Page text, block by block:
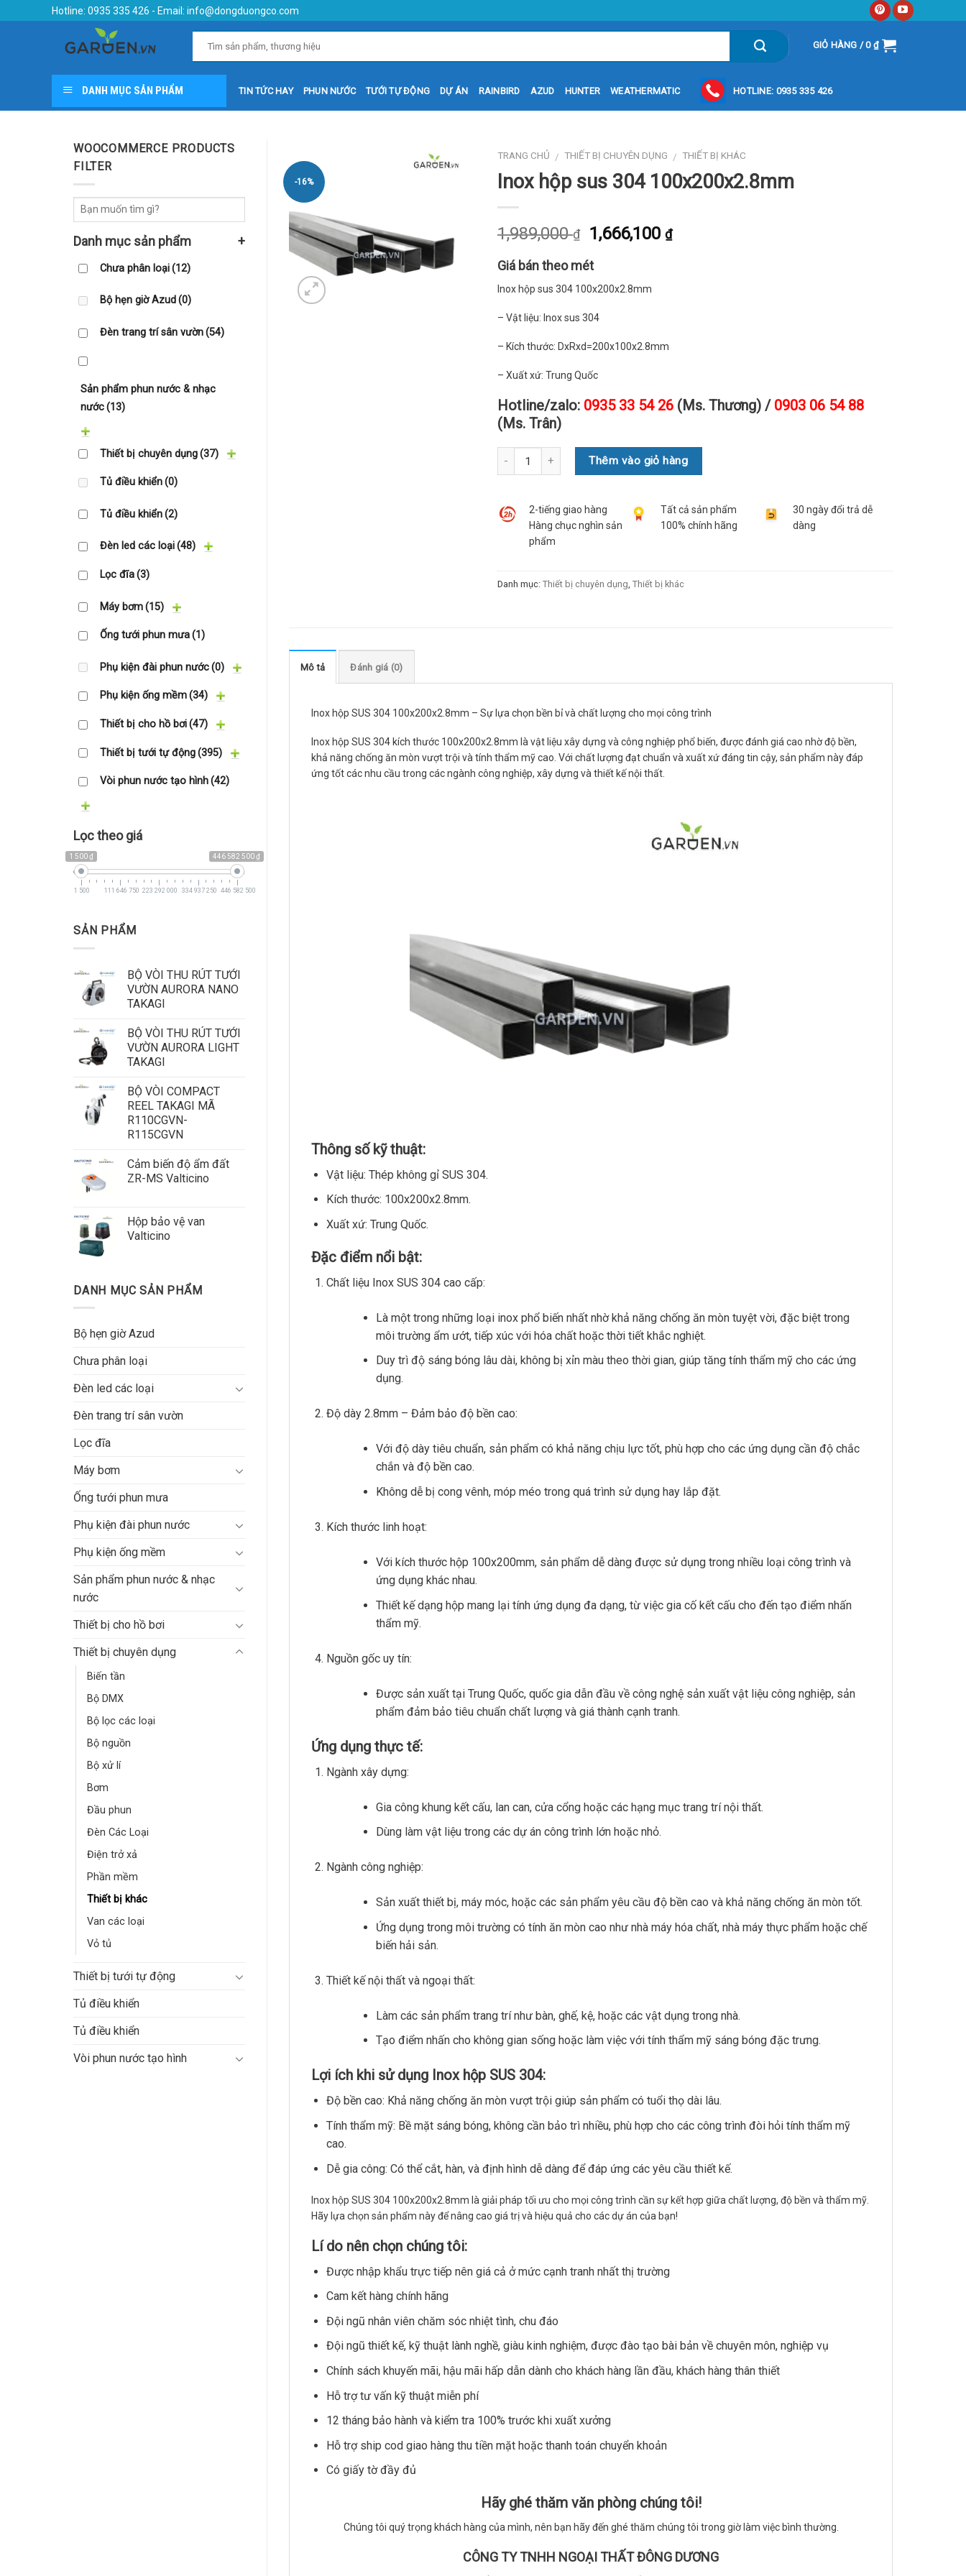
Hotline: 0935 335 426 - Email: info@dongduongco.com
GIỎ HÀNG /0 ₫
DANH MỤC SẢN PHẨM TIN TỨC HAY PHUN NƯỚC TƯỚI TỰ ĐỘNG DỰ ÁN RAINBIRD AZUD HUNTER WEATHERMATIC HOTLINE: 0935 335 426
-16%
TRANG CHỦ / THIẾT BỊ CHUYÊN DỤNG / THIẾT BỊ KHÁC
Inox hộp sus 304 100x200x2.8mm
1,989,000₫ 1,666,100₫
Giá bán theo mét
Inox hộp sus 304 100x200x2.8mm
– Vật liệu: Inox sus 304
– Kích thước: DxRxd=200x100x2.8mm
– Xuất xứ: Trung Quốc
Hotline/zalo: 0935 33 54 26(Ms. Thương) / 0903 06 54 88
(Ms. Trân)
Số lượng Thêm vào giỏ hàng
2-tiếng giao hàng
Hàng chục nghìn sản
phẩm
Tất cả sản phẩm
100% chính hãng
30 ngày đổi trả dễ
dàng
Danh mục: Thiết bị chuyên dụng, Thiết bị khác
Mô tả Đánh giá (0)
Inox hộp SUS 304 100x200x2.8mm – Sự lựa chọn bền bỉ và chất lượng cho mọi công trình
Inox hộp SUS 304 kích thước 100x200x2.8mm là vật liệu xây dựng và công nghiệp phổ biến, được đánh giá cao nhờ độ bền,
khả năng chống ăn mòn vượt trội và tính thẩm mỹ cao. Với chất lượng đạt chuẩn và xuất xứ đáng tin cậy, sản phẩm này đáp
ứng tốt các nhu cầu trong các ngành công nghiệp, xây dựng và thiết kế nội thất.
Thông số kỹ thuật:
Vật liệu: Thép không gỉ SUS 304.
Kích thước: 100x200x2.8mm.
Xuất xứ: Trung Quốc.
Đặc điểm nổi bật:
Chất liệu Inox SUS 304 cao cấp:
Là một trong những loại inox phổ biến nhất nhờ khả năng chống ăn mòn tuyệt vời, đặc biệt trong
môi trường ẩm ướt, tiếp xúc với hóa chất hoặc thời tiết khắc nghiệt.
Duy trì độ sáng bóng lâu dài, không bị xỉn màu theo thời gian, giúp tăng tính thẩm mỹ cho các ứng
dụng.
Độ dày 2.8mm – Đảm bảo độ bền cao:
Với độ dày tiêu chuẩn, sản phẩm có khả năng chịu lực tốt, phù hợp cho các ứng dụng cần độ chắc
chắn và độ bền cao.
Không dễ bị cong vênh, móp méo trong quá trình sử dụng hay lắp đặt.
Kích thước linh hoạt:
Với kích thước hộp 100x200mm, sản phẩm dễ dàng được sử dụng trong nhiều loại công trình và
ứng dụng khác nhau.
Thiết kế dạng hộp mang lại tính ứng dụng đa dạng, từ việc gia cố kết cấu cho đến tạo điểm nhấn
thẩm mỹ.
Nguồn gốc uy tín:
Được sản xuất tại Trung Quốc, quốc gia dẫn đầu về công nghệ sản xuất vật liệu công nghiệp, sản
phẩm đảm bảo tiêu chuẩn chất lượng và giá thành cạnh tranh.
Ứng dụng thực tế:
Ngành xây dựng:
Gia công khung kết cấu, lan can, cửa cổng hoặc các hạng mục trang trí nội thất.
Dùng làm vật liệu trong các dự án công trình lớn hoặc nhỏ.
Ngành công nghiệp:
Sản xuất thiết bị, máy móc, hoặc các sản phẩm yêu cầu độ bền cao và khả năng chống ăn mòn tốt.
Ứng dụng trong môi trường có tính ăn mòn cao như nhà máy hóa chất, nhà máy thực phẩm hoặc chế
biến hải sản.
Thiết kế nội thất và ngoại thất:
Làm các sản phẩm trang trí như bàn, ghế, kệ, hoặc các vật dụng trong nhà.
Tạo điểm nhấn cho không gian sống hoặc làm việc với tính thẩm mỹ sáng bóng đặc trưng.
Lợi ích khi sử dụng Inox hộp SUS 304:
Độ bền cao: Khả năng chống ăn mòn vượt trội giúp sản phẩm có tuổi thọ dài lâu.
Tính thẩm mỹ: Bề mặt sáng bóng, không cần bảo trì nhiều, phù hợp cho các công trình đòi hỏi tính thẩm mỹ
cao.
Dễ gia công: Có thể cắt, hàn, và định hình dễ dàng để đáp ứng các yêu cầu thiết kế.
Inox hộp SUS 304 100x200x2.8mm là giải pháp tối ưu cho mọi công trình cần sự kết hợp giữa chất lượng, độ bền và thẩm mỹ.
Hãy lựa chọn sản phẩm này để nâng cao giá trị và hiệu quả cho các dự án của bạn!
Lí do nên chọn chúng tôi:
Được nhập khẩu trực tiếp nên giá cả ở mức cạnh tranh nhất thị trường
Cam kết hàng chính hãng
Đội ngũ nhân viên chăm sóc nhiệt tình, chu đáo
Đội ngũ thiết kế, kỹ thuật lành nghề, giàu kinh nghiệm, được đào tạo bài bản về chuyên môn, nghiệp vụ
Chính sách khuyến mãi, hậu mãi hấp dẫn dành cho khách hàng lần đầu, khách hàng thân thiết
Hỗ trợ tư vấn kỹ thuật miễn phí
12 tháng bảo hành và kiểm tra 100% trước khi xuất xưởng
Hỗ trợ ship cod giao hàng thu tiền mặt hoặc thanh toán chuyển khoản
Có giấy tờ đầy đủ
Hãy ghé thăm văn phòng chúng tôi!
Chúng tôi quý trọng khách hàng của mình, nên bạn hãy đến ghé thăm chúng tôi trong giờ làm việc bình thường.
CÔNG TY TNHH NGOẠI THẤT ĐÔNG DƯƠNG
WOOCOMMERCE PRODUCTS
FILTER
Danh mục sản phẩm +
Chưa phân loại(12)
Bộ hẹn giờ Azud(0)
Đèn trang trí sân vườn(54)
Sản phẩm phun nước & nhạc
nước(13)
Thiết bị chuyên dụng(37)
Tủ điều khiển(0)
Tủ điều khiển(2)
Đèn led các loại(48)
Lọc đĩa(3)
Máy bơm(15)
Ống tưới phun mưa(1)
Phụ kiện đài phun nước(0)
Phụ kiện ống mềm(34)
Thiết bị cho hồ bơi(47)
Thiết bị tưới tự động(395)
Vòi phun nước tạo hình(42)
Lọc theo giá
1 500 ₫ 446 582 500 ₫
1 500 111 646 750 223 292 000 334 937 250 446 582 500
SẢN PHẨM
BỘ VÒI THU RÚT TƯỚI
VƯỜN AURORA NANO
TAKAGI
BỘ VÒI THU RÚT TƯỚI
VƯỜN AURORA LIGHT
TAKAGI
BỘ VÒI COMPACT
REEL TAKAGI MÃ
R110CGVN-
R115CGVN
Cảm biến độ ẩm đất
ZR-MS Valticino
Hộp bảo vệ van
Valticino
DANH MỤC SẢN PHẨM
Bộ hẹn giờ Azud
Chưa phân loại
Đèn led các loại
Đèn trang trí sân vườn
Lọc đĩa
Máy bơm
Ống tưới phun mưa
Phụ kiện đài phun nước
Phụ kiện ống mềm
Sản phẩm phun nước & nhạc
nước
Thiết bị cho hồ bơi
Thiết bị chuyên dụng
Biến tần
Bộ DMX
Bộ lọc các loại
Bộ nguồn
Bộ xử lí
Bơm
Đầu phun
Đèn Các Loại
Điện trở xả
Phần mềm
Thiết bị khác
Van các loại
Vỏ tủ
Thiết bị tưới tự động
Tủ điều khiển
Tủ điều khiển
Vòi phun nước tạo hình